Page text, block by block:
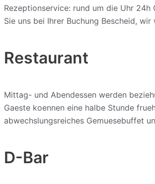
Rezeptionservice: rund um die Uhr 24h
Sie uns bei Ihrer Buchung Bescheid,
Restaurant
Mittag- und Abendessen werden
Gaeste koennen eine halbe Stunde
abwechslungsreiches Gemuesebuffet
D-Bar